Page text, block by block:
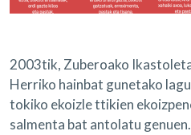
2003tik, Zuberoako
Herriko hainbat gunetako
tokiko ekoizle ttikien
salmenta bat antolatu